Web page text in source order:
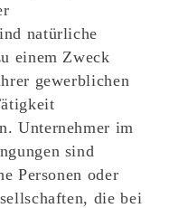
natürliche
einem Zweck
gewerblichen
Unternehmer im
sind
Personen oder
die bei